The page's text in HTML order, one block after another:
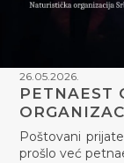
26.05.2026.
PETNAEST
Poštovani
prošlo već